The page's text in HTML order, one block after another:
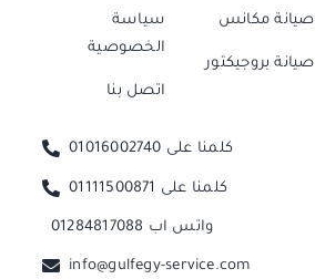
صيانة مكانس
صيانة بروجيكتور
سياسة
الخصوصية
اتصل بنا
كلمنا على 01016002740
كلمنا على 01111500871
واتس اب 01284817088
info@gulfegy-service.com